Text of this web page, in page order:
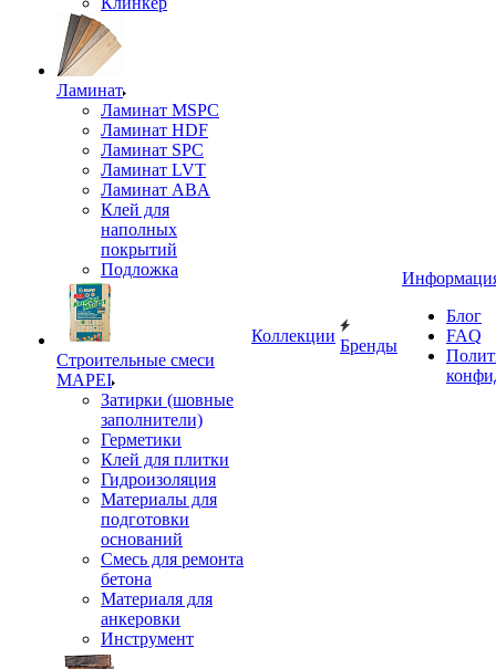
Ламинат
Ламинат MSPC
Ламинат HDF
Ламинат SPC
Ламинат LVT
Ламинат ABA
Клей для
наполных
покрытий
Подложка
Строительные смеси
MAPEI
Затирки (шовные
заполнители)
Герметики
Клей для плитки
Гидроизоляция
Материалы для
подготовки
оснований
Смесь для ремонта
бетона
Материаля для
анкеровки
Инструмент
Коллекции
Бренды
Блог
FAQ